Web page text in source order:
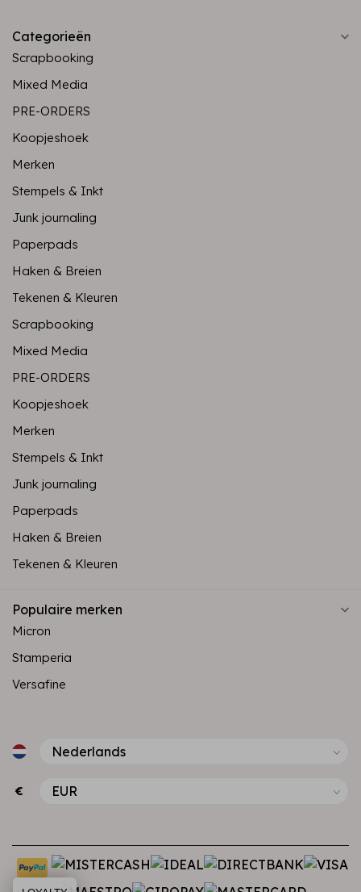
Categorieën
Scrapbooking
Mixed Media
PRE-ORDERS
Koopjeshoek
Merken
Stempels & Inkt
Junk journaling
Paperpads
Haken & Breien
Tekenen & Kleuren
Scrapbooking
Mixed Media
PRE-ORDERS
Koopjeshoek
Merken
Stempels & Inkt
Junk journaling
Paperpads
Haken & Breien
Tekenen & Kleuren
Populaire merken
Micron
Stamperia
Versafine
€